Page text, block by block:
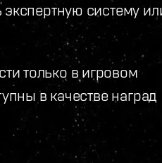
систему
только в игровом
в качестве наград